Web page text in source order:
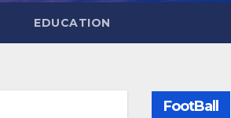
EDUCATION
FootBall